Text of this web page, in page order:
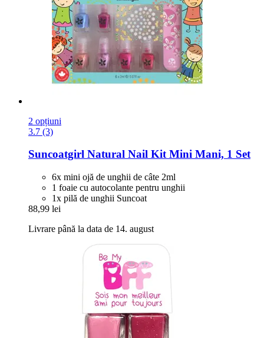
2 opțiuni
3.7 (3)
Suncoatgirl Natural Nail Kit Mini Mani, 1 Set
6x mini ojă de unghii de câte 2ml
1 foaie cu autocolante pentru unghii
1x pilă de unghii Suncoat
88,99 lei
Livrare până la data de 14. august